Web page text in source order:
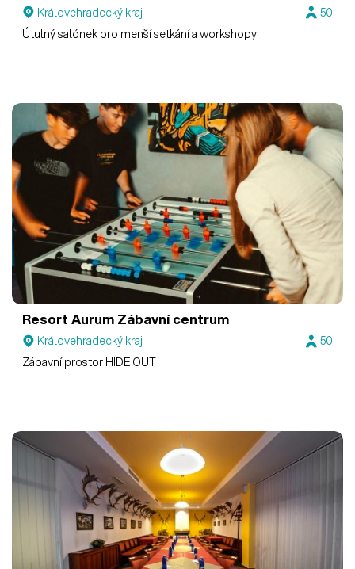
Královehradecký kraj
50
Útulný salónek pro menší setkání a workshopy.
Resort Aurum Zábavní centrum
Královehradecký kraj
50
Zábavní prostor HIDE OUT